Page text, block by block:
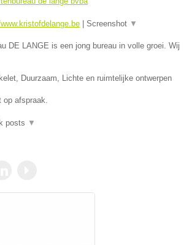
Screenshot ▼
DE LANGE is een jong bureau in volle groei. Wij
Duurzaam, Lichte en ruimtelijke ontwerpen
op afspraak.
posts ▼